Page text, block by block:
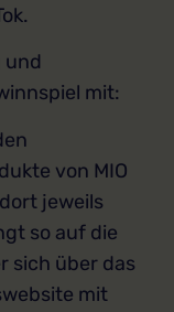
und
mit:
von MIO
jeweils
so auf die
sich über das
mit